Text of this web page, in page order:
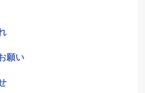
願い